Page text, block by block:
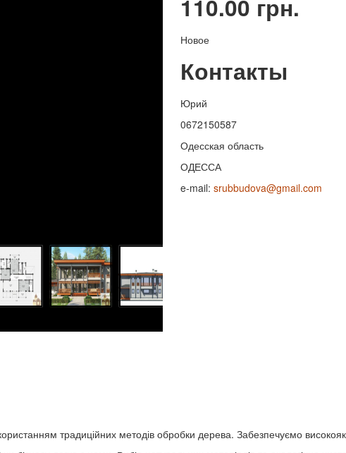
110.00 грн.
Новое
Контакты
Юрий
0672150587
Одесская область
ОДЕССА
e-mail: srubbudova@gmail.com
традиційних методів обробки дерева. Забезпечуємо